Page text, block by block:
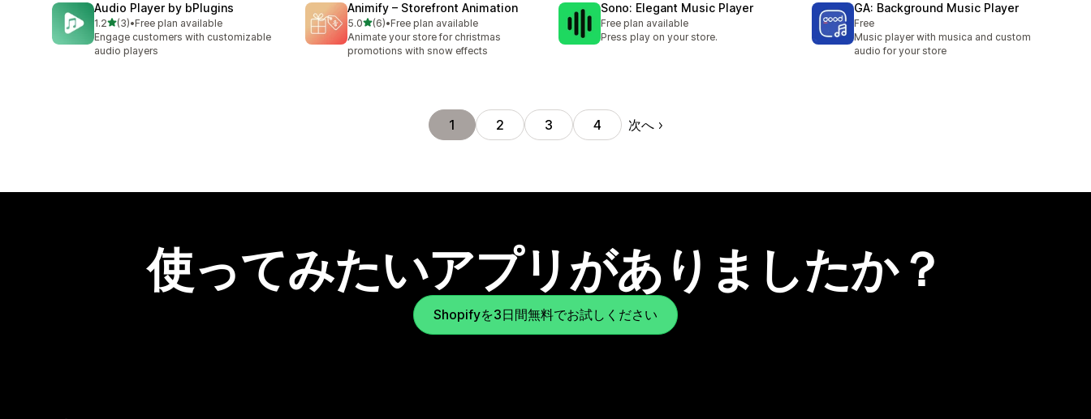
Audio Player by bPlugins
1.25つ星中
(3)
合計レビュー数：3件
•Free plan available
Engage customers with customizable
audio players
Animify – Storefront Animation
5.05つ星中
(6)
合計レビュー数：6件
•Free plan available
Animate your store for christmas
promotions with snow effects
Sono: Elegant Music Player
Free plan available
Press play on your store.
GA: Background Music Player
Free
Music player with musica and custom
audio for your store
1 2 3 4 次へ
使ってみたいアプリがありましたか？
Shopifyを3日間無料でお試しください